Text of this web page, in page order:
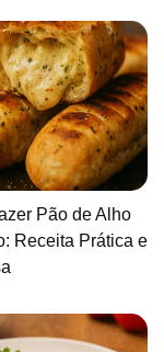
Pão de Alho
Receita Prática e